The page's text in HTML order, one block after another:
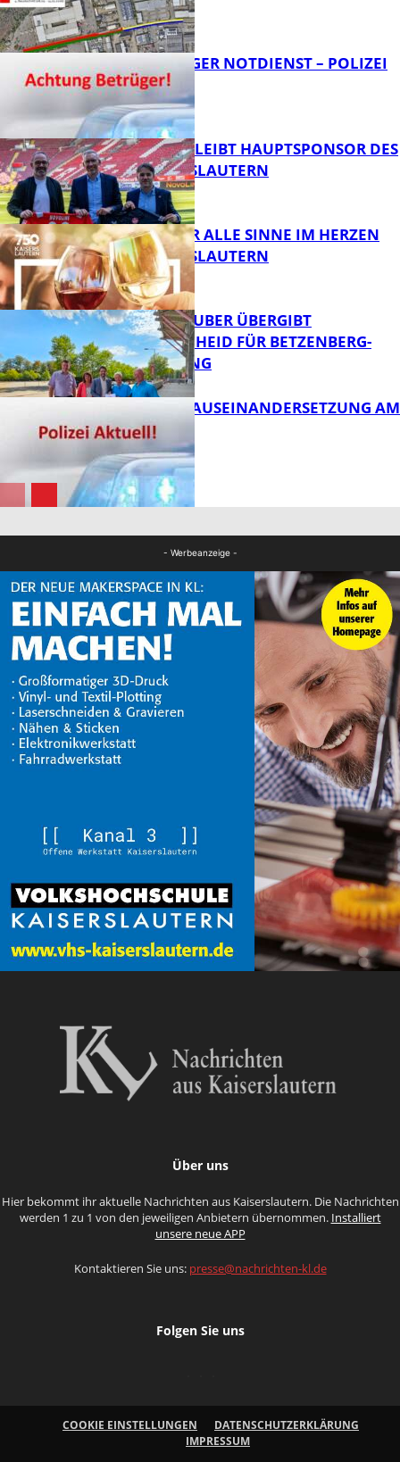
FB News
FB News
FRAGWÜRDIGER NOTDIENST – POLIZEI
WARNT
FB News
NOVOLINE BLEIBT HAUPTSPONSOR DES
1. FC KAISERSLAUTERN
FB Kultur
GENÜSSE FÜR ALLE SINNE IM HERZEN
VON KAISERSLAUTERN
MINISTER TEUBER ÜBERGIBT
FÖRDERBESCHEID FÜR BETZENBERG-
ENTWICKLUNG
HANDFESTE AUSEINANDERSETZUNG AM
PFAFFPLATZ
- Werbeanzeige -
Über uns
Hier bekommt ihr aktuelle Nachrichten aus Kaiserslautern. Die Nachrichten
werden 1 zu 1 von den jeweiligen Anbietern übernommen. Installiert
unsere neue APP
Kontaktieren Sie uns: presse@nachrichten-kl.de
Folgen Sie uns
COOKIE EINSTELLUNGEN
DATENSCHUTZERKLÄRUNG
IMPRESSUM